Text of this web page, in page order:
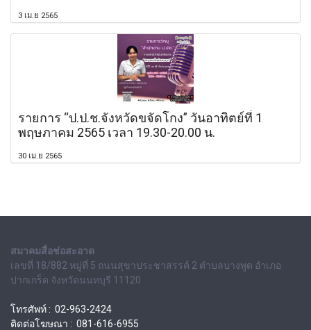
3 เม.ย 2565
รายการ “ป.ป.ช.จังหวัดขจัดโกง” วันอาทิตย์ที่ 1
พฤษภาคม 2565 เวลา 19.30-20.00 น.
30 เม.ย 2565
สมาคมสื่อช่อสะอาด
เลขที่ 18/882 หมู่ที่ 5 ถนนสุขาประชาสรรค์ 2 ตำบลบางพูด อำเภอ
ปากเกร็ด จังหวัดนนทบุรี 11120
โทรศัพท์ : 02-963-2424
ติดต่อโฆษณา : 081-616-6955